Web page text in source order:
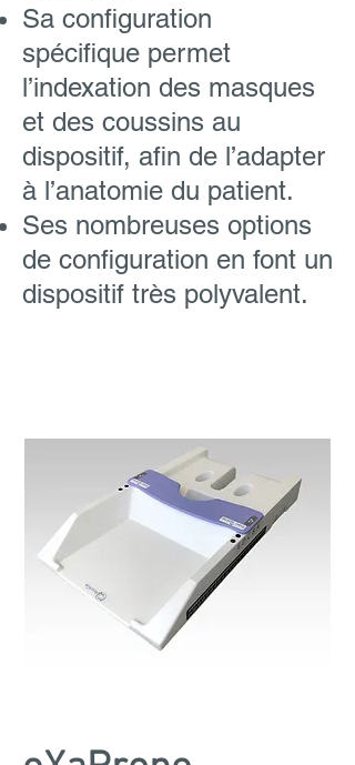
Sa configuration
spécifique permet
l’indexation des masques
et des coussins au
dispositif, afin de l’adapter
à l’anatomie du patient.
Ses nombreuses options
de configuration en font un
dispositif très polyvalent.